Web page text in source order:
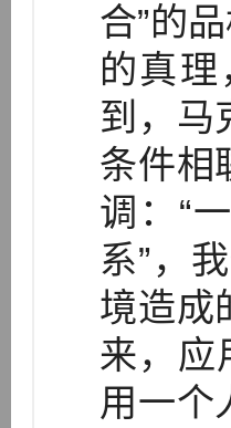
合”的
的真
到，马
条件相
调：“
系”，
境造成
来，应
用一个